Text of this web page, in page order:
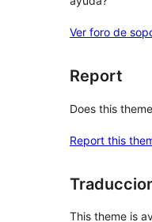
Ver foro de
Report
Does this
Report this
This theme is